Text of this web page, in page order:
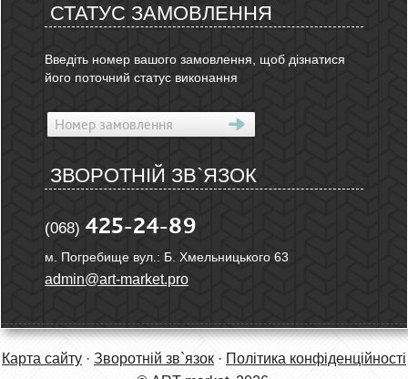
СТАТУС ЗАМОВЛЕННЯ
Введіть номер вашого замовлення, щоб дізнатися
його поточний статус виконання
ЗВОРОТНІЙ ЗВ`ЯЗОК
(068) 425-24-89
м. Погребище вул.: Б. Хмельницького 63
admin@art-market.pro
Карта сайту · Зворотній зв`язок · Політика конфіденційності